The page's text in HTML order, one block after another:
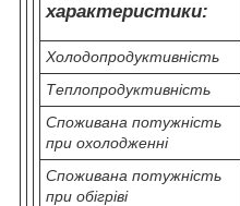
характеристики:
Холодопродуктивність
Теплопродуктивність
Споживана потужність
при охолодженні
Споживана потужність
при обігріві